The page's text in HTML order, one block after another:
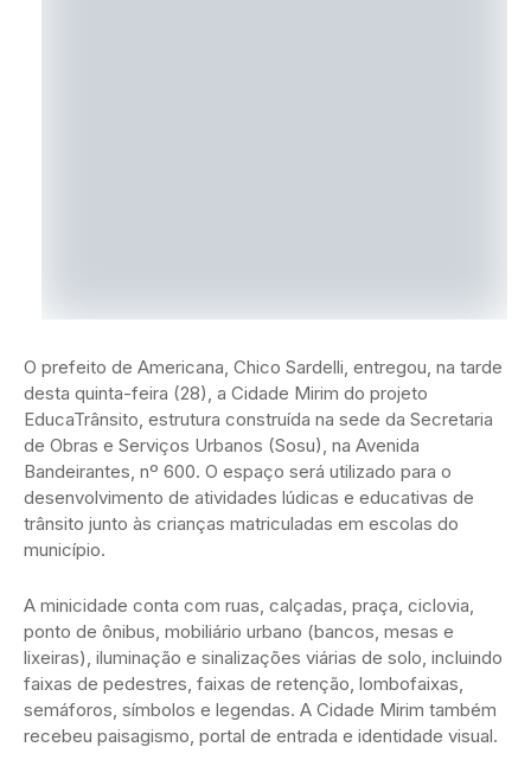
O prefeito de Americana, Chico Sardelli, entregou, na tarde
desta quinta-feira (28), a Cidade Mirim do projeto
EducaTrânsito, estrutura construída na sede da Secretaria
de Obras e Serviços Urbanos (Sosu), na Avenida
Bandeirantes, nº 600. O espaço será utilizado para o
desenvolvimento de atividades lúdicas e educativas de
trânsito junto às crianças matriculadas em escolas do
município.
A minicidade conta com ruas, calçadas, praça, ciclovia,
ponto de ônibus, mobiliário urbano (bancos, mesas e
lixeiras), iluminação e sinalizações viárias de solo, incluindo
faixas de pedestres, faixas de retenção, lombofaixas,
semáforos, símbolos e legendas. A Cidade Mirim também
recebeu paisagismo, portal de entrada e identidade visual.